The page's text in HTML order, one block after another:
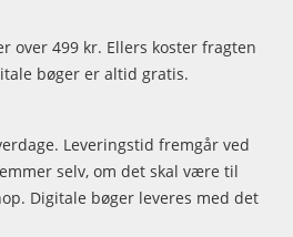
over 499 kr. Ellers koster fragten
bøger er altid gratis.
Leveringstid fremgår ved
selv, om det skal være til
Digitale bøger leveres med det